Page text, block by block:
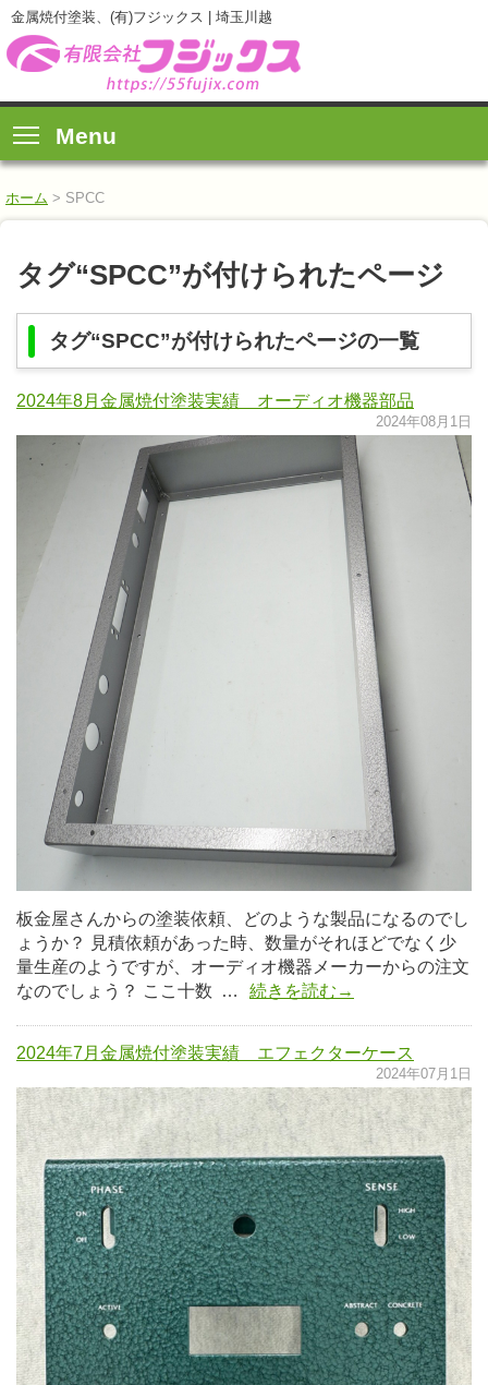
金属焼付塗装、(有)フジックス | 埼玉川越
Menu
ホーム > SPCC
タグ“SPCC”が付けられたページ
タグ“SPCC”が付けられたページの一覧
2024年8月金属焼付塗装実績 オーディオ機器部品
2024年08月1日
板金屋さんからの塗装依頼、どのような製品になるのでし
ょうか？ 見積依頼があった時、数量がそれほどでなく少
量生産のようですが、オーディオ機器メーカーからの注文
なのでしょう？ ここ十数 …
続きを読む→
2024年7月金属焼付塗装実績 エフェクターケース
2024年07月1日